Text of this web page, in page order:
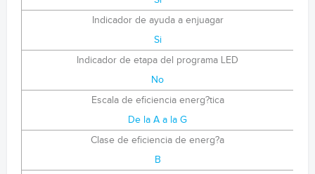
Indicador de ayuda a enjuagar
Si
Indicador de etapa del programa LED
No
Escala de eficiencia energ?tica
De la A a la G
Clase de eficiencia de energ?a
B